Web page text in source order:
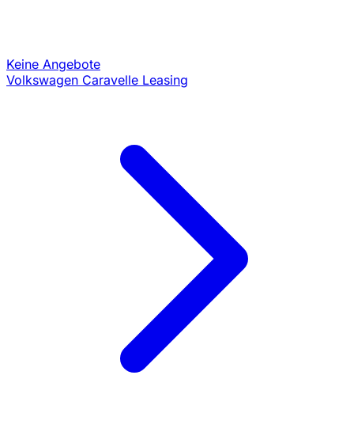
Keine Angebote
Volkswagen Caravelle Leasing